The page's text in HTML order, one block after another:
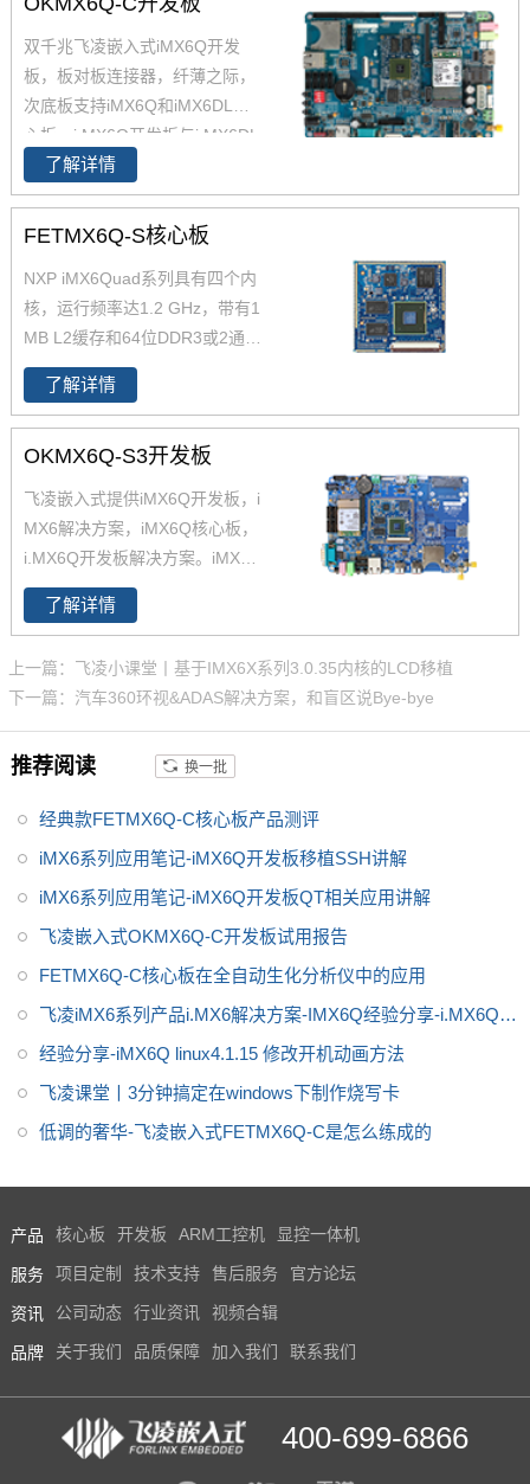
处理器设计，核心板小尺寸核心
板搭配独特的薄款连接器，让设
计随心所欲！
双千兆飞凌嵌入式iMX6Q开发
板，板对板连接器，纤薄之际，
次底板支持iMX6Q和iMX6DL核
心板。i.MX6Q开发板与i.MX6DL
开发板资源丰富，原理图、PC
B、软件资源、硬件资源下载，
技术支持等。欢迎选购
了解详情
FETMX6Q-S核心板
NXP iMX6Quad系列具有四个内
核，运行频率达1.2 GHz，带有1
MB L2缓存和64位DDR3或2通
道、32位LPDDR2支持。飞凌提
供商业级iMX6Q核心板,工业级iM
X6Q核心板,兼容一同底板。具有
抗震,抗氧化,抗干扰,更快速升级
发板,飞思卡尔imx6提供者,imx6
系列产品现已畅销全国,欢迎咨询!
了解详情
OKMX6Q-S3开发板
飞凌嵌入式提供iMX6Q开发板，i
MX6解决方案，iMX6Q核心板，
i.MX6Q开发板解决方案。iMX6Q
稳定、快速、性价比高，欢迎选
购 NXP iMX6系列芯片全支持，
了解详情
上一篇：飞凌小课堂丨基于IMX6X系列3.0.35内核的LCD移植
下一篇：汽车360环视&ADAS解决方案，和盲区说Bye-bye
推荐阅读 换一批
经典款FETMX6Q-C核心板产品测评
iMX6系列应用笔记-iMX6Q开发板移植SSH讲解
iMX6系列应用笔记-iMX6Q开发板QT相关应用讲解
飞凌嵌入式OKMX6Q-C开发板试用报告
FETMX6Q-C核心板在全自动生化分析仪中的应用
飞凌iMX6系列产品i.MX6解决方案-IMX6Q经验分享-i.MX6Q系
列常见问题解决
经验分享-iMX6Q linux4.1.15 修改开机动画方法
飞凌课堂丨3分钟搞定在windows下制作烧写卡
低调的奢华-飞凌嵌入式FETMX6Q-C是怎么练成的
产品 核心板 开发板 ARM工控机 显控一体机
服务 项目定制 技术支持 售后服务 官方论坛
资讯 公司动态 行业资讯 视频合辑
品牌 关于我们 品质保障 加入我们 联系我们
400-699-6866